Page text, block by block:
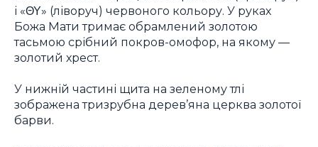
і «ΘΥ» (ліворуч) червоного кольору. У руках
Божа Мати тримає обрамлений золотою
тасьмою срібний покров-омофор, на якому —
золотий хрест.
У нижній частині щита на зеленому тлі
зображена тризрубна дерев’яна церква золотої
барви.